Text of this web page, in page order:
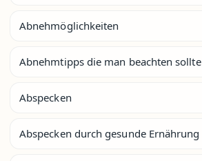
Abnehmöglichkeiten
Abnehmtipps die man beachten sollte
Abspecken
Abspecken durch gesunde Ernährung